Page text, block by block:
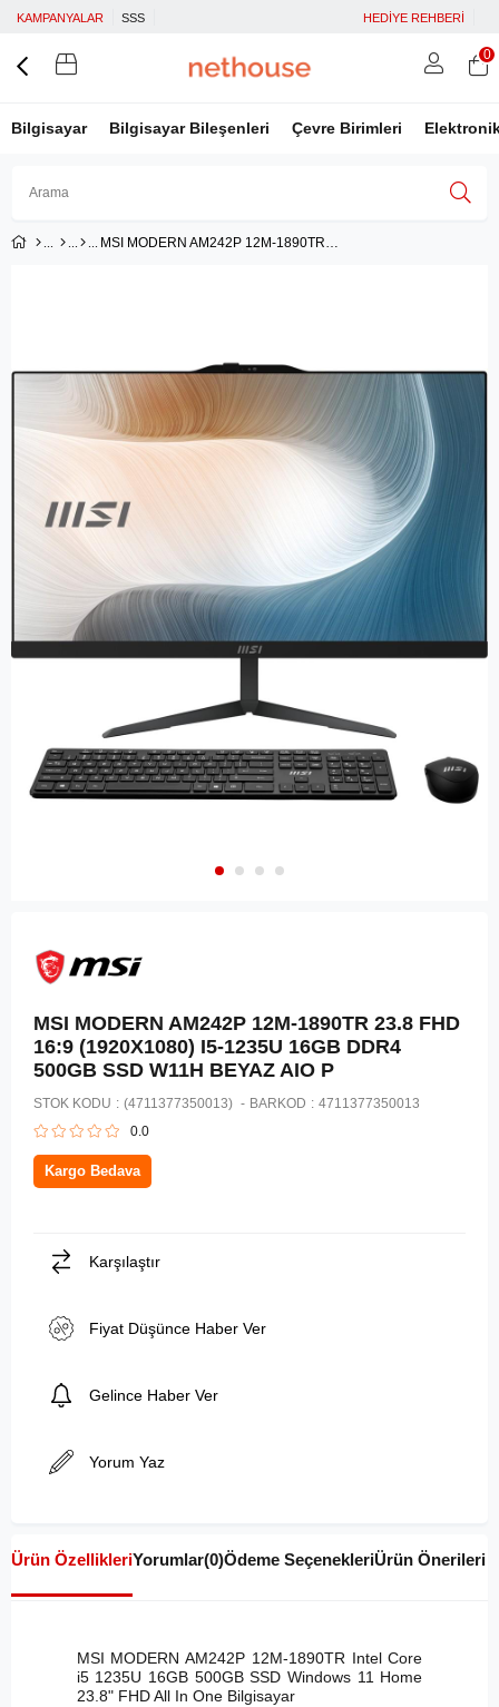
KAMPANYALAR SSS HEDİYE REHBERİ
Bilgisayar Bilgisayar Bileşenleri Çevre Birimleri
0
MSI MODERN AM242P 12M-1890TR 23.8 FHD 16:9 (1920X1080) I5-1235U 16GB DDR4 500GB SSD W11H BEYAZ AIO P
MSI MODERN AM242P 12M-1890TR 23.8 FHD
16:9 (1920X1080) I5-1235U 16GB DDR4
500GB SSD W11H BEYAZ AIO P
STOK KODU (4711377350013) BARKOD : 4711377350013
0.0
Kargo Bedava
Karşılaştır
Fiyat Düşünce Haber Ver
Gelince Haber Ver
Yorum Yaz
Ürün ÖzellikleriYorumlar(0)Ödeme SeçenekleriÜrün Önerileri
MSI MODERN AM242P 12M-1890TR Intel Core
i5 1235U 16GB 500GB SSD Windows 11 Home
23.8" FHD All In One Bilgisayar